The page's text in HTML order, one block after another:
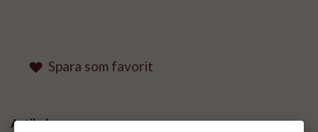
Spara som favorit
Artikelnummer: